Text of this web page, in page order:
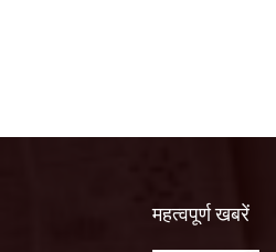
महत्वपूर्ण खबरें